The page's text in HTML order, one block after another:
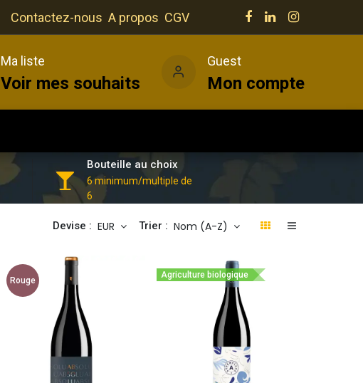
Contactez-nous A propos CGV
Ma liste
Voir mes souhaits
Guest
Mon compte
Bouteille au choix
6 minimum/multiple de
6
Devise : EUR Trier : Nom (A-Z)
Rouge
Agriculture biologique